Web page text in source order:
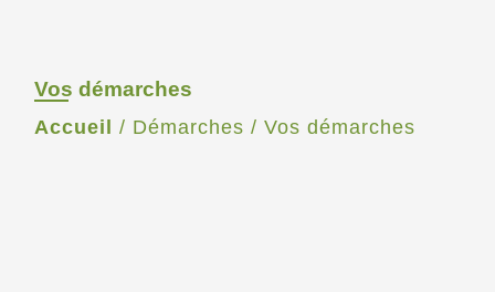
Vos démarches
Accueil / Démarches / Vos démarches